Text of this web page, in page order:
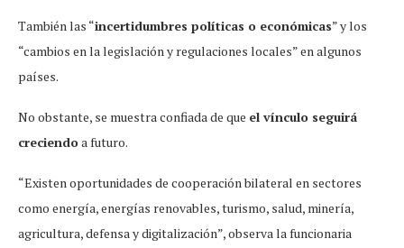
También las “incertidumbres políticas o económicas” y los
“cambios en la legislación y regulaciones locales” en algunos
países.
No obstante, se muestra confiada de que el vínculo seguirá
creciendoa futuro.
“Existen oportunidades de cooperación bilateral en sectores
como energía, energías renovables, turismo, salud, minería,
agricultura, defensa y digitalización”, observa la funcionaria